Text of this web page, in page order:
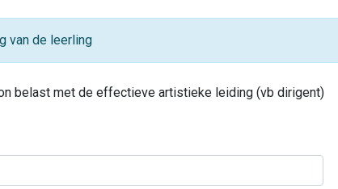
van de leerling
belast met de effectieve artistieke leiding (vb dirigent)